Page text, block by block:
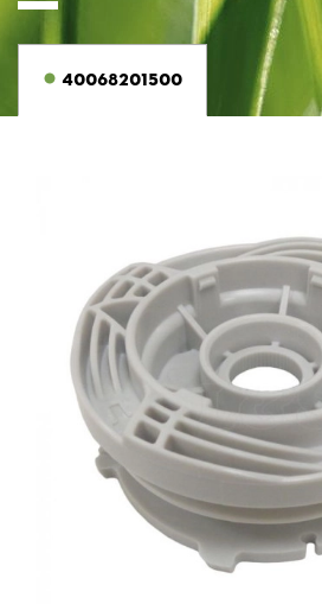
40068201500